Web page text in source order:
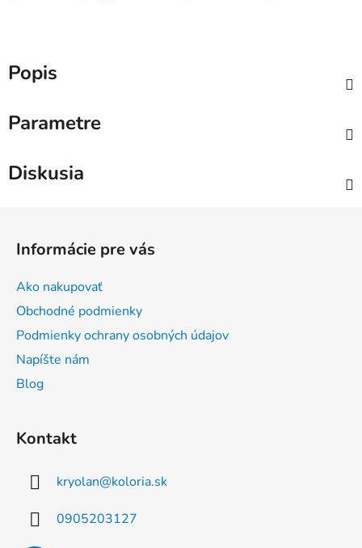
Popis
Parametre
Diskusia
Informácie pre vás
Ako nakupovať
Obchodné podmienky
Podmienky ochrany osobných údajov
Napíšte nám
Blog
Kontakt
kryolan@koloria.sk
0905203127